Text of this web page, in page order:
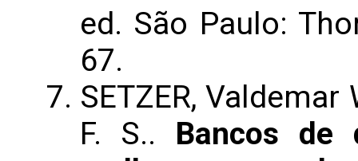
ed. São Paulo:
67.
SETZER, Valdemar
F. S.. Bancos de